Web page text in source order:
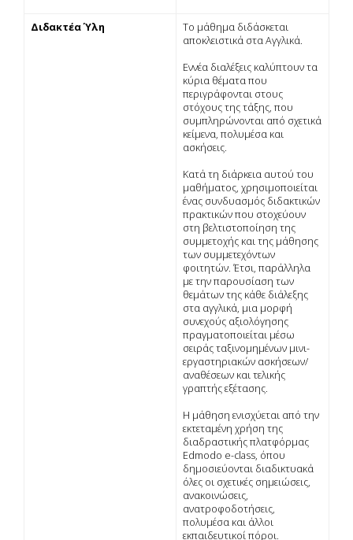
Διδακτέα Ύλη
Το μάθημα διδάσκεται
αποκλειστικά στα Αγγλικά.
Εννέα διαλέξεις καλύπτουν τα
κύρια θέματα που
περιγράφονται στους
στόχους της τάξης, που
συμπληρώνονται από σχετικά
κείμενα, πολυμέσα και
ασκήσεις.
Κατά τη διάρκεια αυτού του
μαθήματος, χρησιμοποιείται
ένας συνδυασμός διδακτικών
πρακτικών που στοχεύουν
στη βελτιστοποίηση της
συμμετοχής και της μάθησης
των συμμετεχόντων
φοιτητών. Έτσι, παράλληλα
με την παρουσίαση των
θεμάτων της κάθε διάλεξης
στα αγγλικά, μια μορφή
συνεχούς αξιολόγησης
πραγματοποιείται μέσω
σειράς ταξινομημένων μινι-
εργαστηριακών ασκήσεων/
αναθέσεων και τελικής
γραπτής εξέτασης.
Η μάθηση ενισχύεται από την
εκτεταμένη χρήση της
διαδραστικής πλατφόρμας
Edmodo e-class, όπου
δημοσιεύονται διαδικτυακά
όλες οι σχετικές σημειώσεις,
ανακοινώσεις,
ανατροφοδοτήσεις,
πολυμέσα και άλλοι
εκπαιδευτικοί πόροι.